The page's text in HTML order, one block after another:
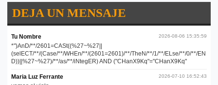
DEJA UN MENSAJE